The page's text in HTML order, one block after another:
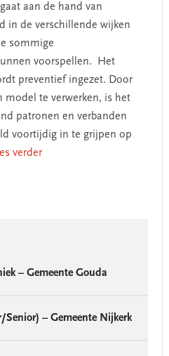
aan de hand van
in de verschillende wijken
sommige
voorspellen. Het
preventief ingezet. Door
model te verwerken, is het
patronen en verbanden
voortijdig in te grijpen op
verder
– Gemeente Gouda
– Gemeente Nijkerk